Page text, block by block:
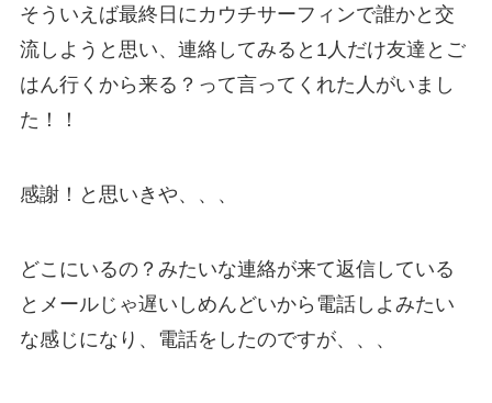
そういえば最終日にカウチサーフィンで誰かと交
流しようと思い、連絡してみると1人だけ友達とご
はん行くから来る？って言ってくれた人がいまし
た！！
感謝！と思いきや、、、
どこにいるの？みたいな連絡が来て返信している
とメールじゃ遅いしめんどいから電話しよみたい
な感じになり、電話をしたのですが、、、